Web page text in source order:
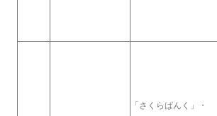
「さくらばんく」・